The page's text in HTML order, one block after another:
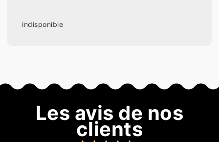
indisponible
Les avis de nos
clients